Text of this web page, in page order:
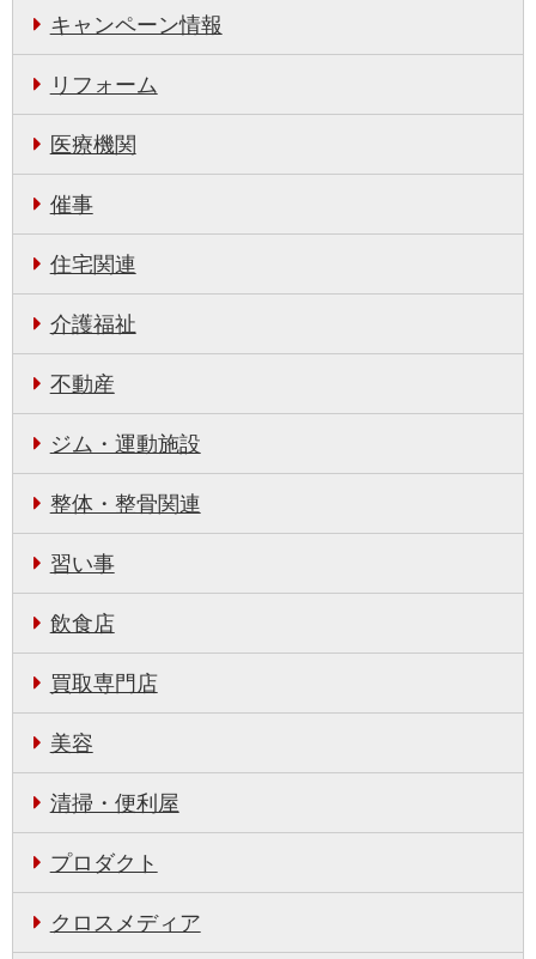
キャンペーン情報
リフォーム
医療機関
催事
住宅関連
介護福祉
不動産
ジム・運動施設
整体・整骨関連
習い事
飲食店
買取専門店
美容
清掃・便利屋
プロダクト
クロスメディア